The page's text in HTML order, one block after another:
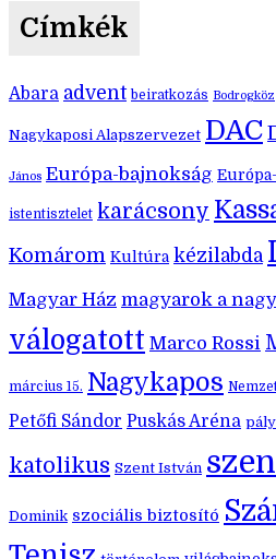
Címkék
Abara advent beiratkozás Bodrogköz
Nagykaposi Alapszervezet DAC
János Európa-bajnokság
istentisztelet karácsony
Komárom Kultúra kézilabda
Magyar Ház magyarok a
válogatott Marco Rossi
március 15. Nagykapos
Petőfi Sándor Puskás Aréna
katolikus Szent István
Dominik szociális biztosító